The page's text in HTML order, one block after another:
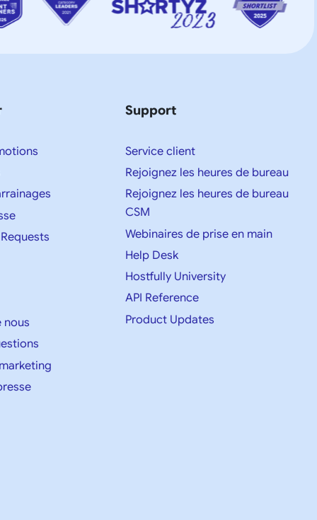
nous
Support
Service client
Rejoignez les heures de bureau
Rejoignez les heures de bureau
CSM
Webinaires de prise en main
Help Desk
Hostfully University
API Reference
Product Updates